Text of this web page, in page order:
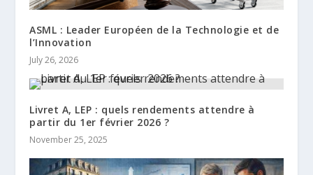
ASML : Leader Européen de la Technologie et de
l’Innovation
July 26, 2026
Livret A, LEP : quels rendements attendre à
partir du 1er février 2026 ?
November 25, 2025